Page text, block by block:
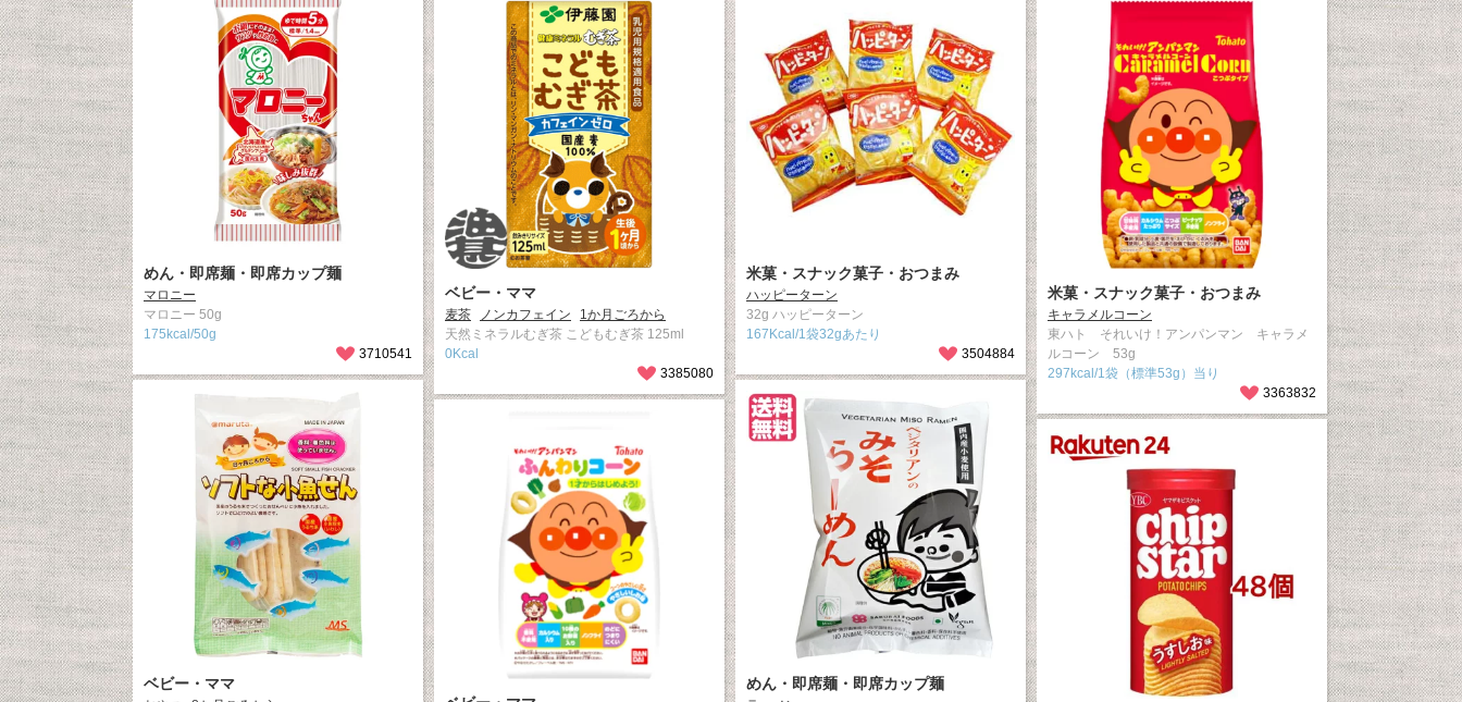
めん・即席麺・即席カップ麺
マロニー
マロニー 50g
175kcal/50g
3710541
米菓・スナック菓子・おつまみ
ハッピーターン
32g ハッピーターン
167Kcal/1袋32gあたり
3504884
ベビー・ママ
麦茶 ノンカフェイン
1か月ごろから
天然ミネラルむぎ茶 こどもむぎ茶 125ml
0Kcal
3385080
米菓・スナック菓子・おつまみ
キャラメルコーン
東ハト それいけ！アンパンマン キャラメ
ルコーン 53g
297kcal/1袋（標準53g）当り
3363832
ベビー・ママ めん・即席麺・即席カップ麺